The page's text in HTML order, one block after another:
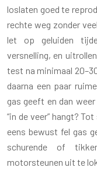
loslaten goed te
rechte weg zonder
let op geluiden
versnelling, en
test na minimaal
daarna een paar
gas geeft en dan
“in de veer” hangt?
eens bewust fel gas
schurende of
motorsteunen uit te